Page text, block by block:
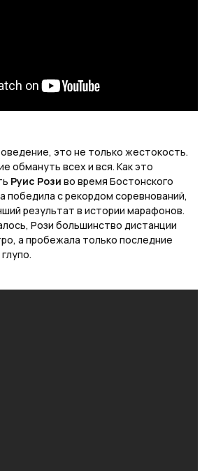
это не только жестокость.
обмануть всех и вся. Как это
Руис Рози во время Бостонского
победила с рекордом соревнований,
результат в истории марафонов.
Рози большинство дистанции
а пробежала только последние
глупо.